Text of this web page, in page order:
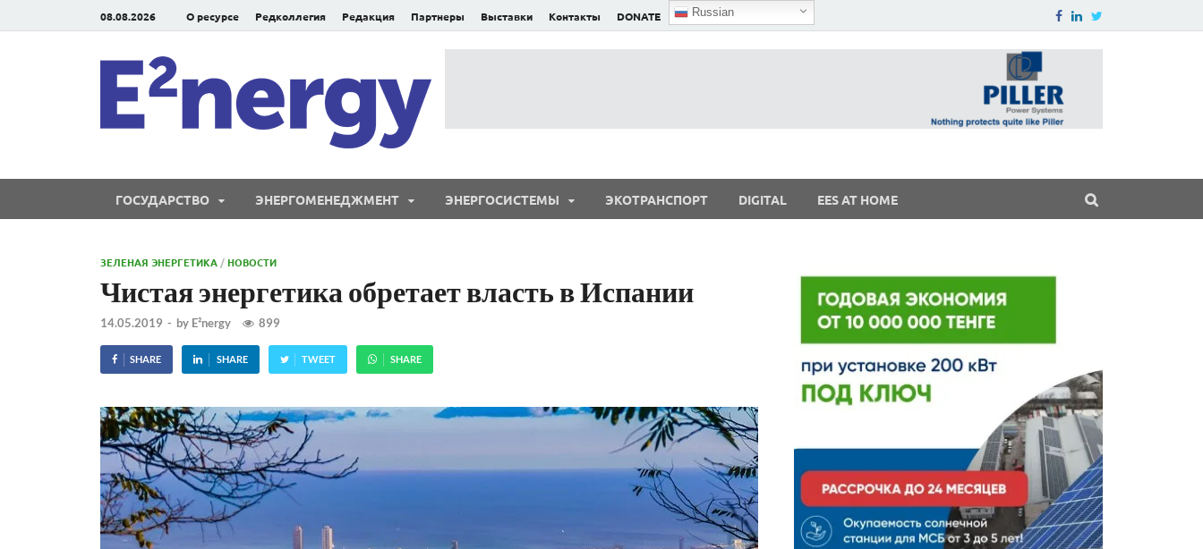
08.08.2026 О ресурсе Редколлегия Редакция Партнеры Выставки Контакты DONATE Russian
ГОСУДАРСТВО ЭНЕРГОМЕНЕДЖМЕНТ ЭНЕРГОСИСТЕМЫ ЭКОТРАНСПОРТ DIGITAL EES AT HOME
ЗЕЛЕНАЯ ЭНЕРГЕТИКА /НОВОСТИ
Чистая энергетика обретает власть в Испании
14.05.2019 - by E²nergy 899
SHARE SHARE TWEET SHARE